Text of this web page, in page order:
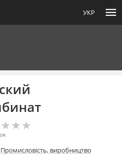
УКР menu
★
★★
★★
★
Промисловість, виробництво